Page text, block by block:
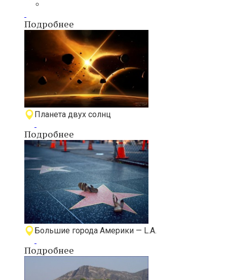
Подробнее
Планета двух солнц
Подробнее
Большие города Америки — L.A.
Подробнее